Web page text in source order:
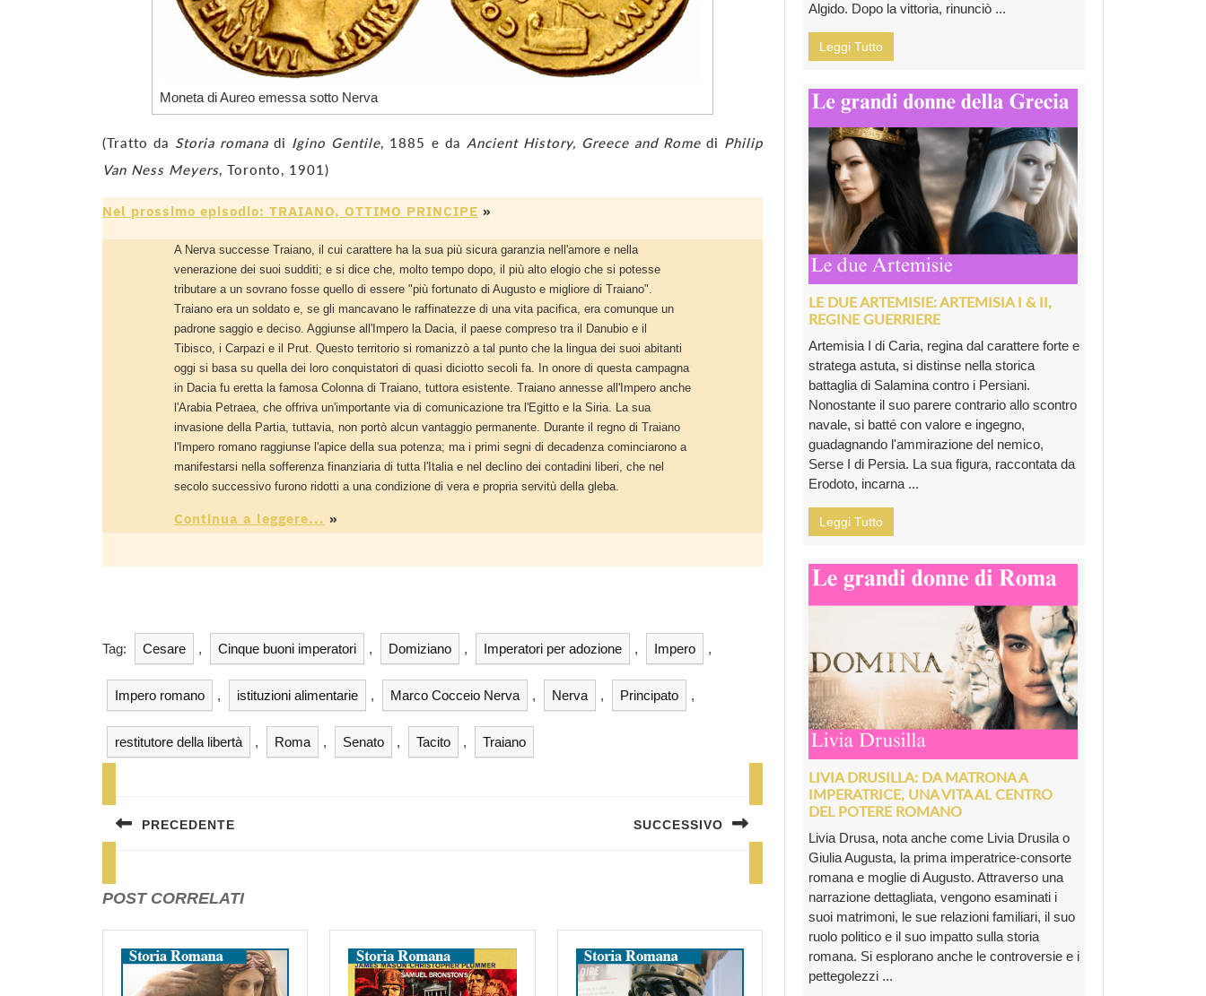
Moneta di Aureo emessa sotto Nerva
(Tratto da Storia romana di Igino Gentile, 1885 e da Ancient History, Greece and Romedi Philip
Van Ness Meyers, Toronto, 1901)
Nel prossimo episodio: TRAIANO, OTTIMO PRINCIPE »
A Nerva successe Traiano, il cui carattere ha la sua più sicura garanzia nell'amore e nella
venerazione dei suoi sudditi; e si dice che, molto tempo dopo, il più alto elogio che si potesse
tributare a un sovrano fosse quello di essere "più fortunato di Augusto e migliore di Traiano".
Traiano era un soldato e, se gli mancavano le raffinatezze di una vita pacifica, era comunque un
padrone saggio e deciso. Aggiunse all'Impero la Dacia, il paese compreso tra il Danubio e il
Tibisco, i Carpazi e il Prut. Questo territorio si romanizzò a tal punto che la lingua dei suoi abitanti
oggi si basa su quella dei loro conquistatori di quasi diciotto secoli fa. In onore di questa campagna
in Dacia fu eretta la famosa Colonna di Traiano, tuttora esistente. Traiano annesse all'Impero anche
l'Arabia Petraea, che offriva un'importante via di comunicazione tra l'Egitto e la Siria. La sua
invasione della Partia, tuttavia, non portò alcun vantaggio permanente. Durante il regno di Traiano
l'Impero romano raggiunse l'apice della sua potenza; ma i primi segni di decadenza cominciarono a
manifestarsi nella sofferenza finanziaria di tutta l'Italia e nel declino dei contadini liberi, che nel
secolo successivo furono ridotti a una condizione di vera e propria servitù della gleba.
Continua a leggere... »
Tag: Cesare , Cinque buoni imperatori , Domiziano , Imperatori per adozione , Impero ,
Impero romano , istituzioni alimentarie , Marco Cocceio Nerva , Nerva , Principato ,
restitutore della libertà , Roma , Senato , Tacito , Traiano
PRECEDENTE SUCCESSIVO
POST CORRELATI
Algido. Dopo la vittoria, rinunciò ...
Leggi Tutto
LE DUE ARTEMISIE: ARTEMISIA I & II,
REGINE GUERRIERE
Artemisia I di Caria, regina dal carattere forte e
stratega astuta, si distinse nella storica
battaglia di Salamina contro i Persiani.
Nonostante il suo parere contrario allo scontro
navale, si batté con valore e ingegno,
guadagnando l'ammirazione del nemico,
Serse I di Persia. La sua figura, raccontata da
Erodoto, incarna ...
Leggi Tutto
LIVIA DRUSILLA: DA MATRONA A
IMPERATRICE, UNA VITA AL CENTRO
DEL POTERE ROMANO
Livia Drusa, nota anche come Livia Drusila o
Giulia Augusta, la prima imperatrice-consorte
romana e moglie di Augusto. Attraverso una
narrazione dettagliata, vengono esaminati i
suoi matrimoni, le sue relazioni familiari, il suo
ruolo politico e il suo impatto sulla storia
romana. Si esplorano anche le controversie e i
pettegolezzi ...